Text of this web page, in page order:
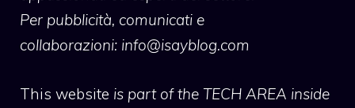
Per pubblicità, comunicati e
collaborazioni: info@isayblog.com
This website is part of the TECH AREA inside